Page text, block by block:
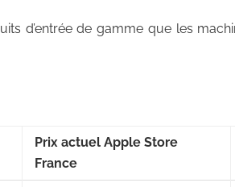
d’entrée de gamme que les
Prix actuel Apple Store
France